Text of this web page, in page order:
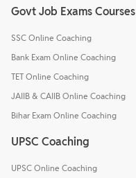
Govt Job Exams Courses
SSC Online Coaching
Bank Exam Online Coaching
TET Online Coaching
JAIIB & CAIIB Online Coaching
Bihar Exam Online Coaching
UPSC Coaching
UPSC Online Coaching